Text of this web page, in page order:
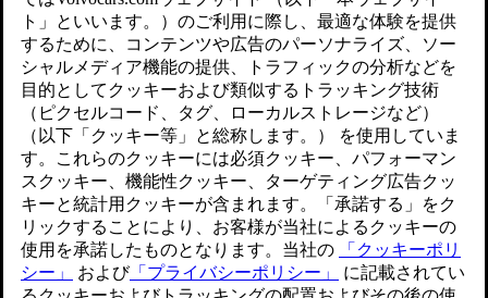
マニュアルの本セクションでは、特定の運転状況について取
り上げます。 これには、長距離運転、水たまりでの運転、
凍結した道路での運転に対する準備などが含まれます。 本
セクションをお読みになると、困難な走行条件でどんな機能
や行動が役立つかを知ることができます。